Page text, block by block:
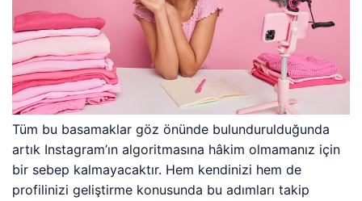
Tüm bu basamaklar göz önünde bulundurulduğunda
artık Instagram’ın algoritmasına hâkim olmamanız için
bir sebep kalmayacaktır. Hem kendinizi hem de
profilinizi geliştirme konusunda bu adımları takip